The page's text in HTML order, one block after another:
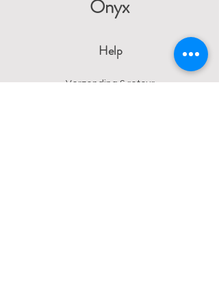
Onyx
Help
Verzending & retour